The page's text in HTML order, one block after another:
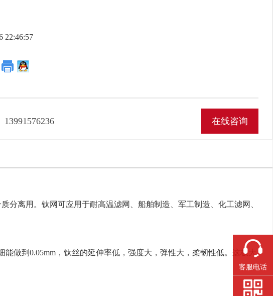
22:46:57
在线咨询
离用。钛网可应用于耐高温滤网、船舶制造、军工制造、化工滤网、
做到0.05mm，钛丝的延伸率低，强度大，弹性大，柔韧性低。这极大
客服电话